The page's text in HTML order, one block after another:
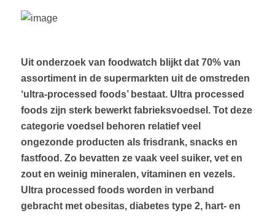
Uit onderzoek van foodwatch blijkt dat 70% van
assortiment in de supermarkten uit de omstreden
‘ultra-processed foods’ bestaat. Ultra processed
foods zijn sterk bewerkt fabrieksvoedsel. Tot deze
categorie voedsel behoren relatief veel
ongezonde producten als frisdrank, snacks en
fastfood. Zo bevatten ze vaak veel suiker, vet en
zout en weinig mineralen, vitaminen en vezels.
Ultra processed foods worden in verband
gebracht met obesitas, diabetes type 2, hart- en